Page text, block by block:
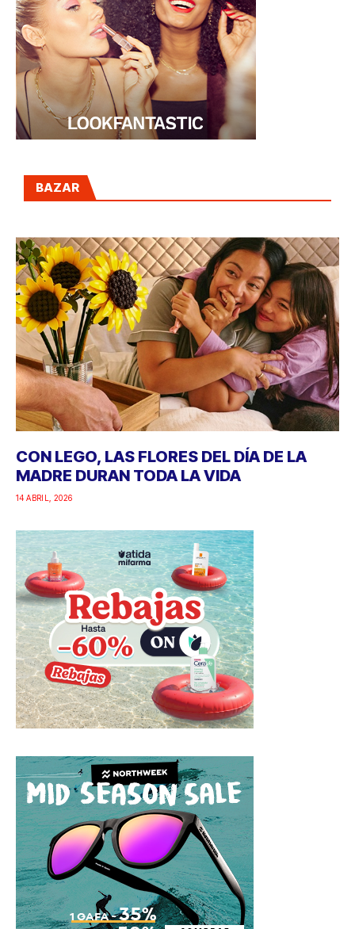
BAZAR
CON LEGO, LAS FLORES DEL DÍA DE LA
MADRE DURAN TODA LA VIDA
14 ABRIL, 2026